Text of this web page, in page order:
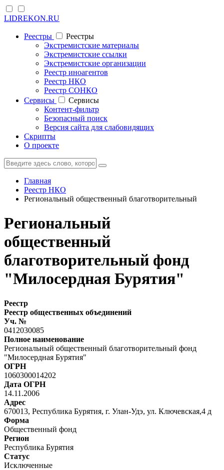
LIDREKON.RU
Реестры
Реестры
Экстремистские материалы
Экстремистские ссылки
Экстремистские организации
Реестр иноагентов
Реестр НКО
Реестр СОНКО
Cервисы
Cервисы
Контент-фильтр
Безопасный поиск
Версия сайта для слабовидящих
Скрипты
О проекте
Главная
Реестр НКО
Региональный общественный благотворительный
Региональный
общественный
благотворительный фонд
"Милосердная Бурятия"
Реестр
Реестр общественных объединений
Уч. №
0412030085
Полное наименование
Региональный общественный благотворительный фонд
"Милосердная Бурятия"
ОГРН
1060300014202
Дата ОГРН
14.11.2006
Адрес
670013, Республика Бурятия, г. Улан-Удэ, ул. Ключевская,4 д
Форма
Общественный фонд
Регион
Республика Бурятия
Статус
Исключенные